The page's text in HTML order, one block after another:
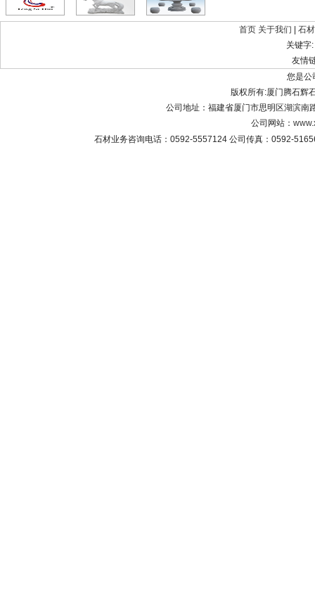
首页 关于我们
石
关键字:
友
您是公
版权所有:厦门腾石辉
公司地址：福建省厦门市思明区湖滨
公司网站：
石材业务咨询电话：0592-5557124 公司传真：0592-